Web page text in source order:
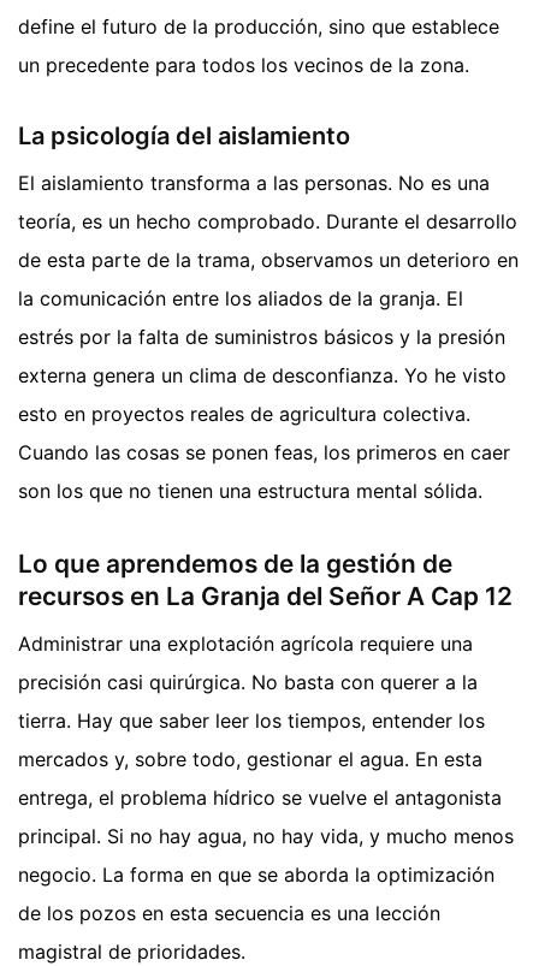
define el futuro de la producción, sino que establece
un precedente para todos los vecinos de la zona.
La psicología del aislamiento
El aislamiento transforma a las personas. No es una
teoría, es un hecho comprobado. Durante el desarrollo
de esta parte de la trama, observamos un deterioro en
la comunicación entre los aliados de la granja. El
estrés por la falta de suministros básicos y la presión
externa genera un clima de desconfianza. Yo he visto
esto en proyectos reales de agricultura colectiva.
Cuando las cosas se ponen feas, los primeros en caer
son los que no tienen una estructura mental sólida.
Lo que aprendemos de la gestión de
recursos en La Granja del Señor A Cap 12
Administrar una explotación agrícola requiere una
precisión casi quirúrgica. No basta con querer a la
tierra. Hay que saber leer los tiempos, entender los
mercados y, sobre todo, gestionar el agua. En esta
entrega, el problema hídrico se vuelve el antagonista
principal. Si no hay agua, no hay vida, y mucho menos
negocio. La forma en que se aborda la optimización
de los pozos en esta secuencia es una lección
magistral de prioridades.